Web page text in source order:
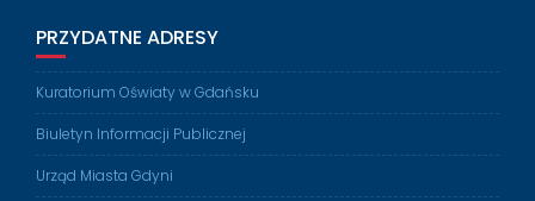
PRZYDATNE ADRESY
Kuratorium Oświaty w Gdańsku
Biuletyn Informacji Publicznej
Urząd Miasta Gdyni